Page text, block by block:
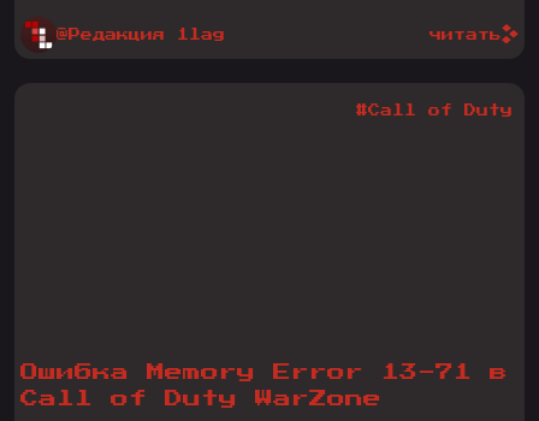
@Редакция 1lag читать
Ошибка Memory Error 13-71 в
Call of Duty WarZone
#Call of Duty